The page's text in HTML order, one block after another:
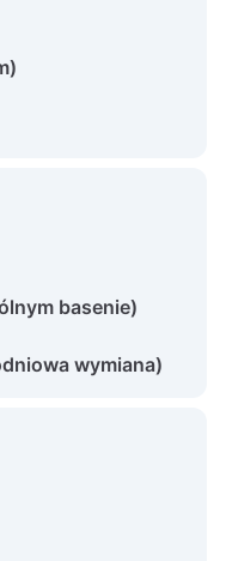
basenie)
wymiana)